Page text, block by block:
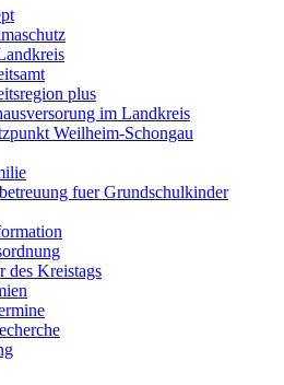
plus
im Landkreis
Weilheim-Schongau
fuer Grundschulkinder
des Kreistags